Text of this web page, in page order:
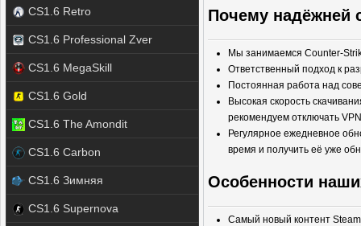
CS1.6 Retro
CS1.6 Professional Zver
CS1.6 MegaSkill
CS1.6 Gold
CS1.6 The Amondit
CS1.6 Carbon
CS1.6 Зимняя
CS1.6 Supernova
Почему надёжней
Мы занимаемся Counter-
Ответственный подход к
Постоянная работа над
Высокая скорость
рекомендуем отключать
Регулярное ежедневное
время и получить её уже
Особенности
Самый новый контент Steam